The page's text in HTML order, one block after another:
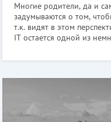
Многие родители, да и
задумываются о том,
т.к. видят в этом
IT остается одной из
программирование учит